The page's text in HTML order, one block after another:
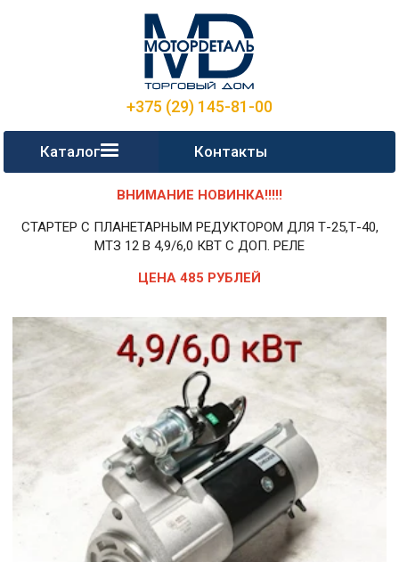
+375 (29) 145-81-00
Каталог Контакты
ВНИМАНИЕ НОВИНКА!!!!!
СТАРТЕР С ПЛАНЕТАРНЫМ РЕДУКТОРОМ ДЛЯ Т-25,Т-40,
МТЗ 12 В 4,9/6,0 КВТ С ДОП. РЕЛЕ
ЦЕНА 485 РУБЛЕЙ